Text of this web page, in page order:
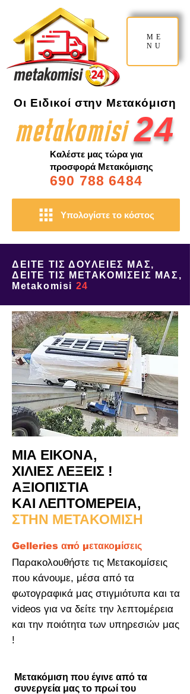
ME
NU
Οι Ειδικοί στην Μετακόμιση
metakomisi 24
Καλέστε μας τώρα για
προσφορά Μετακόμισης
690 788 6484
Υπολογίστε το κόστος
ΔΕΙΤΕ ΤΙΣ ΔΟΥΛΕΙΕΣ ΜΑΣ,
ΔΕΙΤΕ ΤΙΣ ΜΕΤΑΚΟΜΙΣΕΙΣ ΜΑΣ,
Metakomisi 24
ΜΙΑ ΕΙΚΟΝΑ,
ΧΙΛΙΕΣ ΛΕΞΕΙΣ !
ΑΞΙΟΠΙΣΤΙΑ
ΚΑΙ ΛΕΠΤΟΜΕΡΕΙΑ,
ΣΤΗΝ ΜΕΤΑΚΟΜΙΣΗ
Gelleries από μετακομίσεις
Παρακολουθήστε τις Μετακομίσεις
που κάνουμε, μέσα από τα
φωτογραφικά μας στιγμιότυπα και τα
videos για να δείτε την λεπτομέρεια
και την ποιότητα των υπηρεσιών μας
!
Μετακόμιση που έγινε από τα
συνεργεία μας το πρωί του